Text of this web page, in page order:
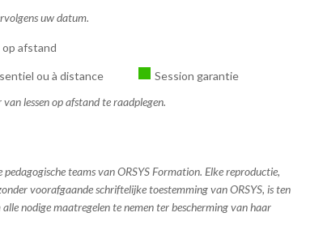
uw datum.
op afstand
ou à distance
Session garantie
lessen op afstand te raadplegen.
teams van ORSYS Formation. Elke reproductie,
voorafgaande schriftelijke toestemming van ORSYS, is ten
nodige maatregelen te nemen ter bescherming van haar